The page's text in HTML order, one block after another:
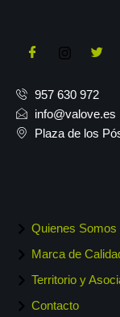
957 630 972
info@valove.es
Plaza de los
Quienes Somos
Marca de
Territorio y
Contacto